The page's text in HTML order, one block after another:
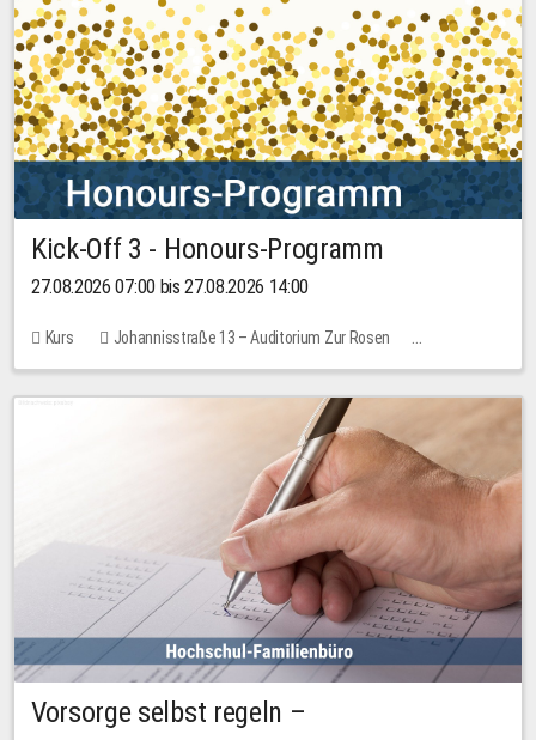
Kick-Off 3 - Honours-Programm
27.08.2026 07:00 bis 27.08.2026 14:00
Kurs
Johannisstraße 13 – Auditorium Zur Rosen
11 Plätze
Vorsorge selbst regeln –